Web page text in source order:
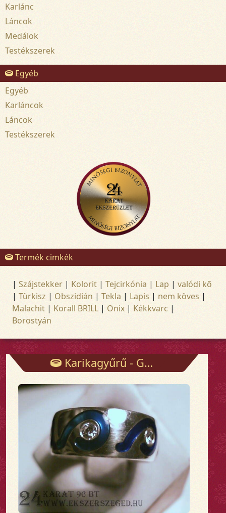
Karlánc
Láncok
Medálok
Testékszerek
Egyéb
Egyéb
Karláncok
Láncok
Testékszerek
Termék cimkék
| Szájstekker | Kolorit | Tejcirkónia | Lap | valódi kõ
| Türkisz | Obszidián | Tekla | Lapis | nem köves |
Malachit | Korall BRILL | Onix | Kékkvarc |
Borostyán
Karikagyűrű - Gyűrűk - Arany és ezüst ékszerek